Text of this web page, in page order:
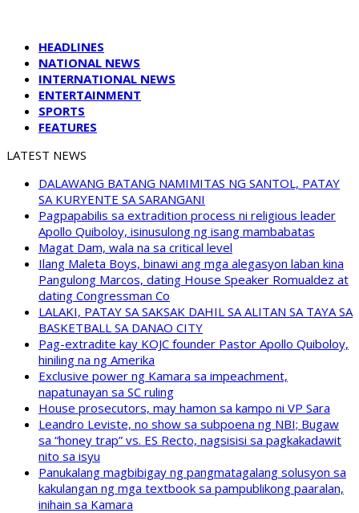
HEADLINES
NATIONAL NEWS
INTERNATIONAL NEWS
ENTERTAINMENT
SPORTS
FEATURES
LATEST NEWS
DALAWANG BATANG NAMIMITAS NG SANTOL, PATAY
SA KURYENTE SA SARANGANI
Pagpapabilis sa extradition process ni religious leader
Apollo Quiboloy, isinusulong ng isang mambabatas
Magat Dam, wala na sa critical level
Ilang Maleta Boys, binawi ang mga alegasyon laban kina
Pangulong Marcos, dating House Speaker Romualdez at
dating Congressman Co
LALAKI, PATAY SA SAKSAK DAHIL SA ALITAN SA TAYA SA
BASKETBALL SA DANAO CITY
Pag-extradite kay KOJC founder Pastor Apollo Quiboloy,
hiniling na ng Amerika
Exclusive power ng Kamara sa impeachment,
napatunayan sa SC ruling
House prosecutors, may hamon sa kampo ni VP Sara
Leandro Leviste, no show sa subpoena ng NBI; Bugaw
sa “honey trap” vs. ES Recto, nagsisisi sa pagkakadawit
nito sa isyu
Panukalang magbibigay ng pangmatagalang solusyon sa
kakulangan ng mga textbook sa pampublikong paaralan,
inihain sa Kamara